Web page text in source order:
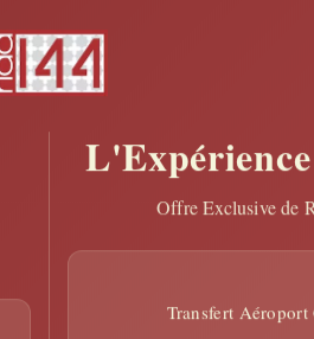
Les
Offre Exclusive de
Transfert